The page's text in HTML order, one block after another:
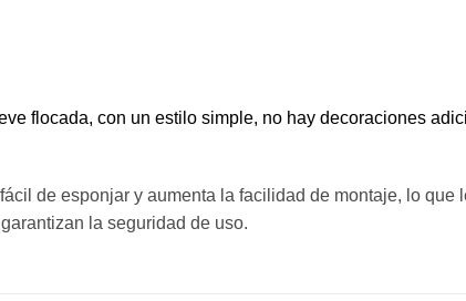
flocada, con un estilo simple, no hay decoraciones
de esponjar y aumenta la facilidad de montaje, lo que
la seguridad de uso.